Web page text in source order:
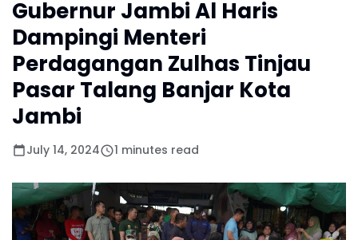
Gubernur Jambi Al Haris
Dampingi Menteri
Perdagangan Zulhas Tinjau
Pasar Talang Banjar Kota
Jambi
July 14, 2024 1 minutes read